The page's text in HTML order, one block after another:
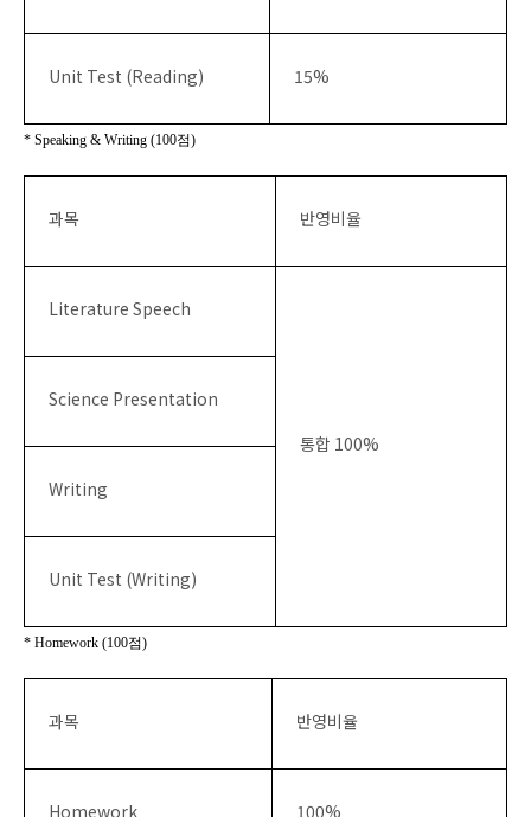
Unit Test (Reading) 15%
* Speaking & Writing (100점)
과목 반영비율
Literature Speech
통합 100%
Science Presentation
Writing
Unit Test (Writing)
* Homework (100점)
과목 반영비율
Homework 100%